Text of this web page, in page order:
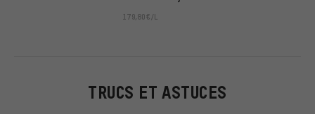
179,80€/L
TRUCS ET ASTUCES